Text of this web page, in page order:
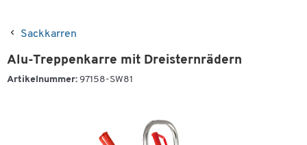
Sackkarren
Alu-Treppenkarre mit Dreisternrädern
Artikelnummer: 97158-SW81